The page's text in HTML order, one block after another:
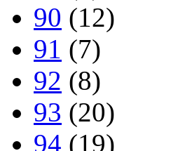
90 (12)
91 (7)
92 (8)
93 (20)
94 (19)